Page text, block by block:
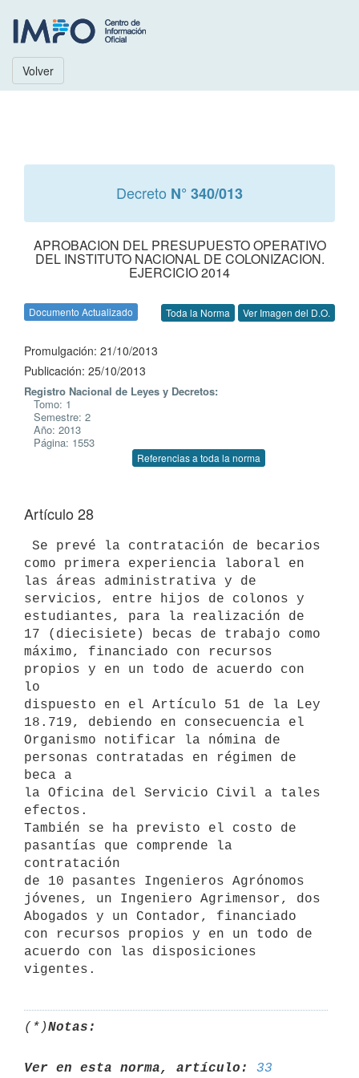
Volver
Decreto N° 340/013
APROBACION DEL PRESUPUESTO OPERATIVO
DEL INSTITUTO NACIONAL DE COLONIZACION.
EJERCICIO 2014
Documento Actualizado Toda la Norma Ver Imagen del D.O.
Promulgación: 21/10/2013
Publicación: 25/10/2013
Registro Nacional de Leyes y Decretos:
Tomo: 1
Semestre: 2
Año: 2013
Página: 1553
Referencias a toda la norma
Artículo 28
como primera experiencia laboral en
las áreas administrativa y de
servicios, entre hijos de colonos y
estudiantes, para la realización de
17 (diecisiete) becas de trabajo como
máximo, financiado con recursos
propios y en un todo de acuerdo con
lo
dispuesto en el Artículo 51 de la Ley
18.719, debiendo en consecuencia el
Organismo notificar la nómina de
personas contratadas en régimen de
beca a
la Oficina del Servicio Civil a tales
efectos.
También se ha previsto el costo de
pasantías que comprende la
contratación
de 10 pasantes Ingenieros Agrónomos
jóvenes, un Ingeniero Agrimensor, dos
Abogados y un Contador, financiado
con recursos propios y en un todo de
acuerdo con las disposiciones
(*)Notas:
Ver en esta norma, artículo: 33